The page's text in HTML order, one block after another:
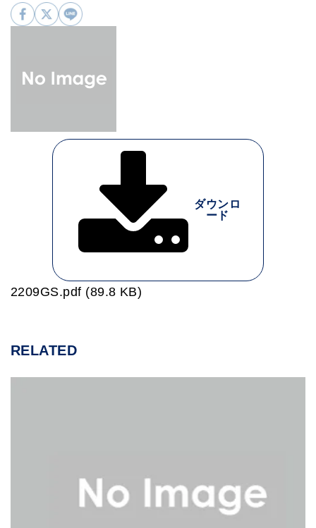
ダウンロ
ード
2209GS.pdf (89.8 KB)
RELATED